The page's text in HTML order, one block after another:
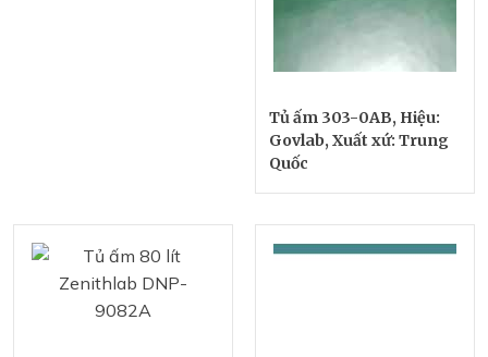
Tủ ấm 303-0AB, Hiệu:
Govlab, Xuất xứ: Trung
Quốc